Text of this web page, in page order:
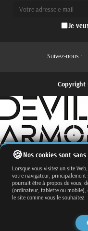
Je
Suivez-nous :
Nos cookies sont
Lorsque vous visitez un site
votre navigateur,
pourrait être à propos de vous,
(ordinateur, tablette ou
le site comme vous le souhaitez.
Fermer